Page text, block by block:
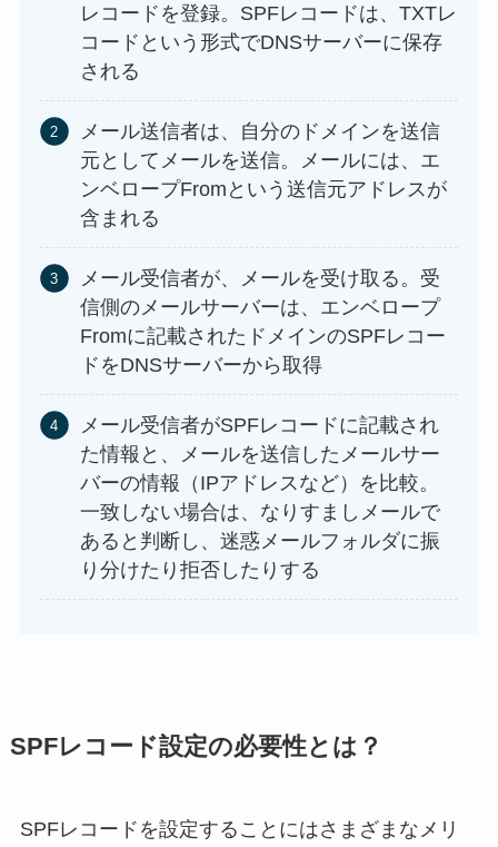
レコードを登録。SPFレコードは、TXTレ
コードという形式でDNSサーバーに保存
される
メール送信者は、自分のドメインを送信
元としてメールを送信。メールには、エ
ンベロープFromという送信元アドレスが
含まれる
メール受信者が、メールを受け取る。受
信側のメールサーバーは、エンベロープ
Fromに記載されたドメインのSPFレコー
ドをDNSサーバーから取得
メール受信者がSPFレコードに記載され
た情報と、メールを送信したメールサー
バーの情報（IPアドレスなど）を比較。
一致しない場合は、なりすましメールで
あると判断し、迷惑メールフォルダに振
り分けたり拒否したりする
SPFレコード設定の必要性とは？
SPFレコードを設定することにはさまざまなメリ